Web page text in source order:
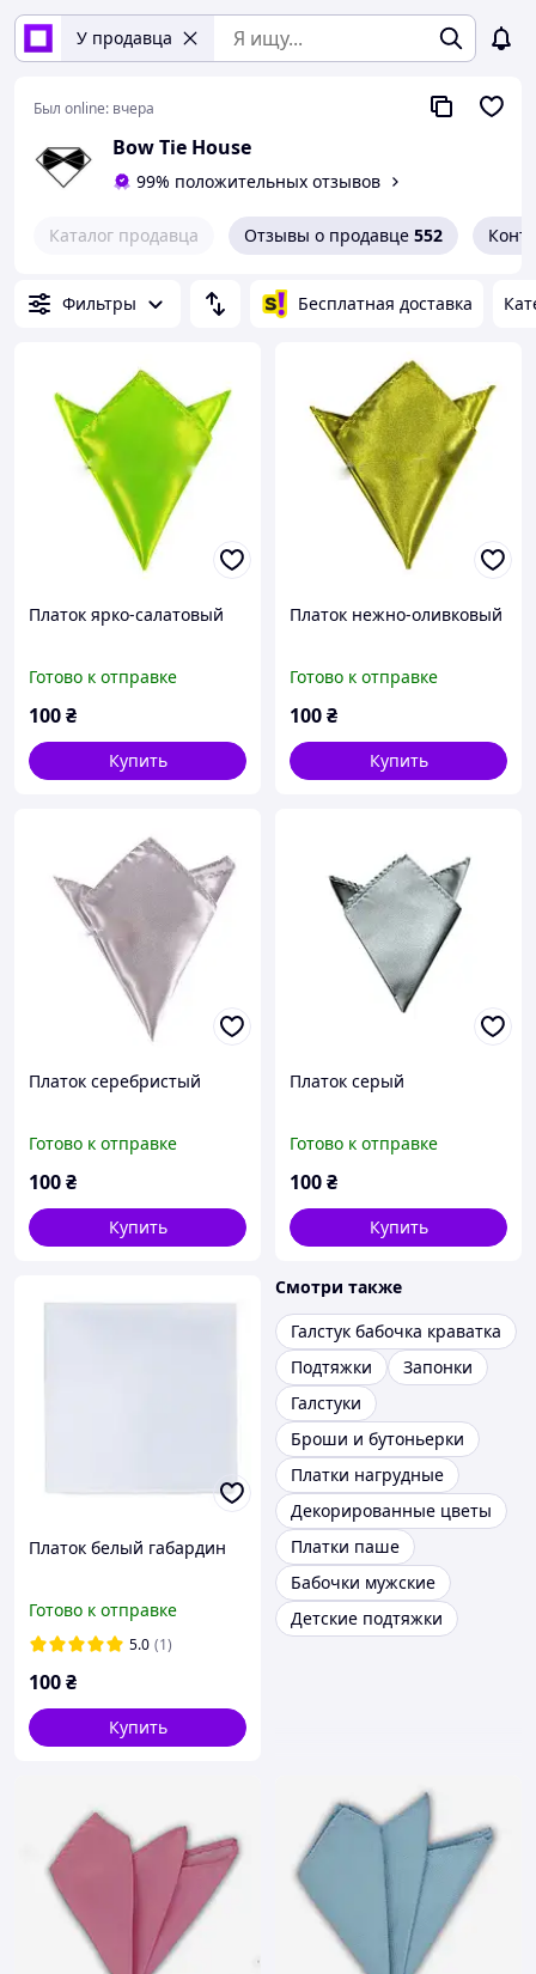
У продавца
Был online: вчера
Bow Tie House
99% положительных отзывов
Каталог продавца Отзывы о продавце 552
Фильтры Бесплатная доставка
Платок ярко-салатовый
Готово к отправке
100₴
Купить
Платок нежно-оливковый
Готово к отправке
100₴
Купить
Платок серебристый
Готово к отправке
100₴
Купить
Платок серый
Готово к отправке
100₴
Купить
Платок белый габардин
Готово к отправке
5.0 (1)
100₴
Купить
Смотри также
Галстук бабочка краватка
Подтяжки
Запонки
Галстуки
Броши и бутоньерки
Платки нагрудные
Декорированные цветы
Платки паше
Бабочки мужские
Детские подтяжки